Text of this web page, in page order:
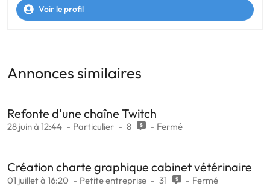
Voir le profil
Annonces similaires
Refonte d'une chaîne Twitch
28 juin à 12:44 Particulier 8 Fermé
Création charte graphique cabinet vétérinaire
01 juillet à 16:20 Petite entreprise 31 Fermé